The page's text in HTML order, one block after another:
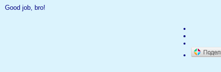
Good job, bro!